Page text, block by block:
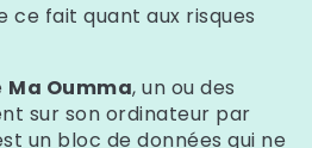
ce fait quant aux risques
Ma Oumma, un ou des
sur son ordinateur par
un bloc de données qui ne